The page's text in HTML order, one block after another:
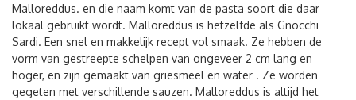
Malloreddus. en die naam komt van de pasta soort die daar
lokaal gebruikt wordt. Malloreddus is hetzelfde als Gnocchi
Sardi. Een snel en makkelijk recept vol smaak. Ze hebben de
vorm van gestreepte schelpen van ongeveer 2 cm lang en
hoger, en zijn gemaakt van griesmeel en water . Ze worden
gegeten met verschillende sauzen. Malloreddus is altijd het